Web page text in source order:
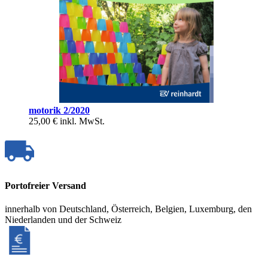
motorik 2/2020
25,00 € inkl. MwSt.
Portofreier Versand
innerhalb von Deutschland, Österreich, Belgien, Luxemburg, den
Niederlanden und der Schweiz